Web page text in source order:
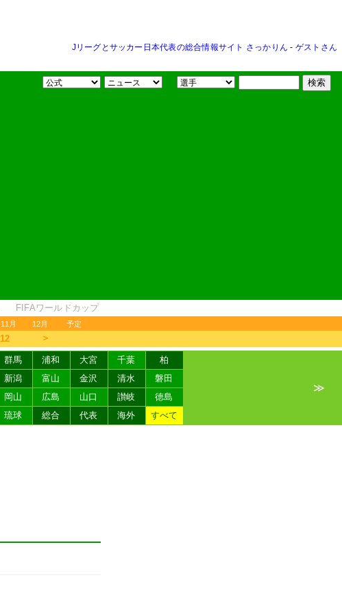
Jリーグとサッカー日本代表の総合情報サイト さっかりん - ゲストさん
FIFAワールドカップ
11月 12月 予定
12 ＞
群馬 浦和 大宮 千葉
柏
新潟 富山 金沢 清水
磐田
岡山 広島 山口 讃岐
徳島
琉球 総合 代表 海外 すべて
≫